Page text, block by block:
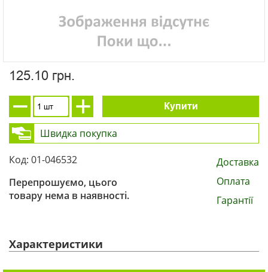
125.10 грн.
Купити
Швидка покупка
Код: 01-046532
Перепрошуємо, цього
товару нема в наявності.
Доставка
Оплата
Гарантії
Характеристики